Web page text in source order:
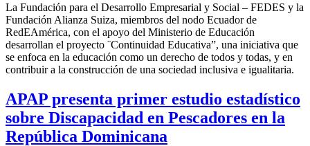
La Fundación para el Desarrollo Empresarial y Social – FEDES y la
Fundación Alianza Suiza, miembros del nodo Ecuador de
RedEAmérica, con el apoyo del Ministerio de Educación
desarrollan el proyecto ¨Continuidad Educativa”, una iniciativa que
se enfoca en la educación como un derecho de todos y todas, y en
contribuir a la construcción de una sociedad inclusiva e igualitaria.
APAP presenta primer estudio estadístico
sobre Discapacidad en Pescadores en la
República Dominicana